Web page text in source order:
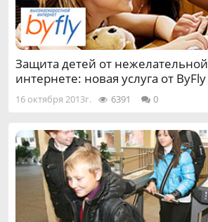
Защита детей от
интернете: новая услуга от ByFly
16 октября 2013г. 6391 0